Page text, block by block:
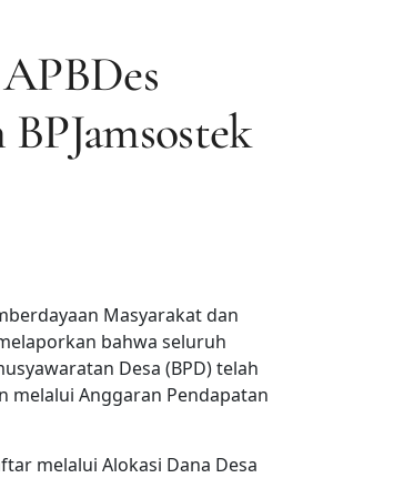
Masyarakat dan
bahwa seluruh
Desa (BPD) telah
melalui Anggaran Pendapatan
melalui Alokasi Dana Desa